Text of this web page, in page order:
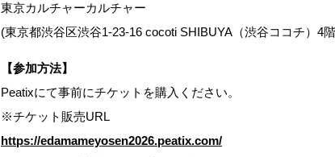
東京カルチャーカルチャー
(東京都渋谷区渋谷1-23-16 cocoti SHIBUYA（渋谷ココチ）4
【参加方法】
Peatixにて事前にチケットを購入ください。
※チケット販売URL
https://edamameyosen2026.peatix.com/